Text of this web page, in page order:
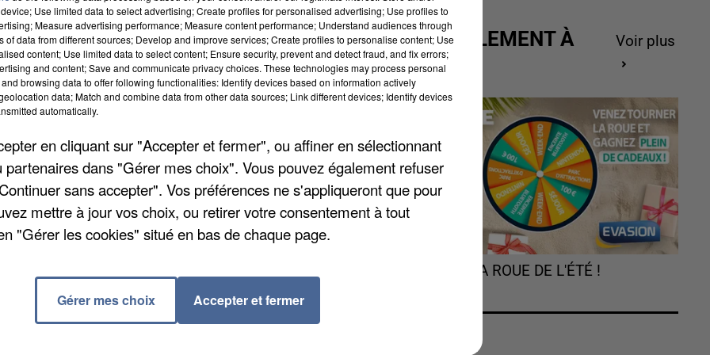
18h à la salle des fêtes de la commune pour
proposera de la variété, à 19h15, place au son Blues,
Mac Cover proposera de la musique irlandaise et de
la soirée en beauté ! L'entrée est gratuite mais
et buvette sur place, à employer avec
Acquérir une œuvre d'art s'avère bien
la ville de Maintenon a décidé d'organiser les
sculpteurs, graveurs et autres photographes
à toutes les bourses dans la Maison
représentés, nul doute que trouverez de belles
gratuite de 10h à 18h sur les deux jours.
ACTUELLEMENT À
GAGNER
Voir plus
TOURNEZ LA ROUE DE L'ÉTÉ !
Use limited data to select advertising; Create profiles for personalised advertising; Use profiles to
Measure advertising performance; Measure content performance; Understand audiences through
of data from different sources; Develop and improve services; Create profiles to personalise content; Use
content; Use limited data to select content; Ensure security, prevent and detect fraud, and fix errors;
and content; Save and communicate privacy choices. These technologies may process personal
browsing data to offer following functionalities: Identify devices based on information actively
data; Match and combine data from other data sources; Link different devices; Identify devices
automatically.
en cliquant sur "Accepter et fermer", ou affiner en sélectionnant
partenaires dans "Gérer mes choix". Vous pouvez également refuser
sans accepter". Vos préférences ne s'appliqueront que pour
mettre à jour vos choix, ou retirer votre consentement à tout
"Gérer les cookies" situé en bas de chaque page.
Gérer mes choix Accepter et fermer